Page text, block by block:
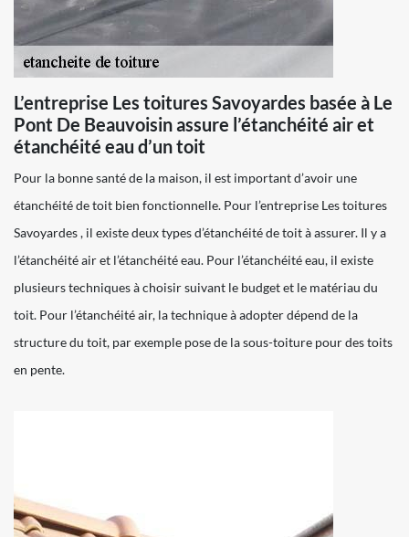
L’entreprise Les toitures Savoyardes basée à Le
Pont De Beauvoisin assure l’étanchéité air et
étanchéité eau d’un toit
Pour la bonne santé de la maison, il est important d’avoir une
étanchéité de toit bien fonctionnelle. Pour l’entreprise Les toitures
Savoyardes , il existe deux types d’étanchéité de toit à assurer. Il y a
l’étanchéité air et l’étanchéité eau. Pour l’étanchéité eau, il existe
plusieurs techniques à choisir suivant le budget et le matériau du
toit. Pour l’étanchéité air, la technique à adopter dépend de la
structure du toit, par exemple pose de la sous-toiture pour des toits
en pente.